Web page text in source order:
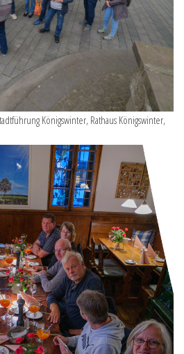
Königswinter, Rathaus Königswinter,